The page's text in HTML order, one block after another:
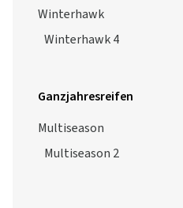
Winterhawk
Winterhawk 4
Ganzjahresreifen
Multiseason
Multiseason 2